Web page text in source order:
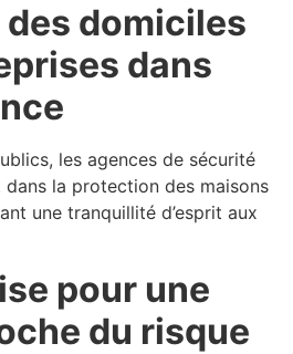
domiciles
dans
les agences de sécurité
dans la protection des maisons
une tranquillité d’esprit aux
pour une
du risque